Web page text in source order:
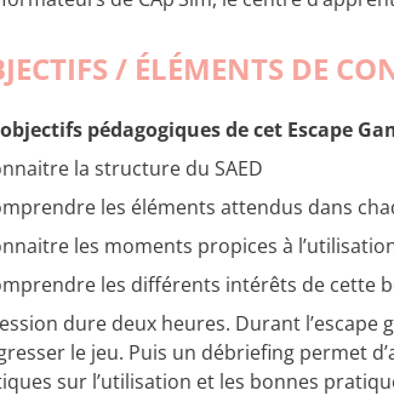
/ ÉLÉMENTS DE
pédagogiques de cet Escape
la structure du SAED
les éléments attendus dans
les moments propices à
les différents intérêts de cette
dure deux heures. Durant
le jeu. Puis un débriefing permet
sur l’utilisation et les bonnes